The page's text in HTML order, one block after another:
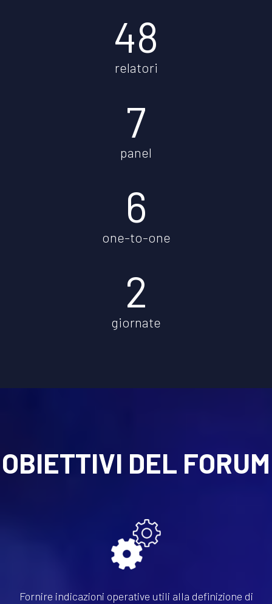
48
relatori
7
panel
6
one-to-one
2
giornate
OBIETTIVI DEL FORUM
Fornire indicazioni operative utili alla definizione di